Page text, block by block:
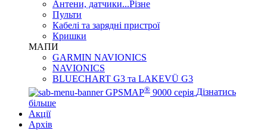
Антени, датчики...Різне
Пульти
Кабелі та зарядні пристрої
Кришки
МАПИ
GARMIN NAVIONICS
NAVIONICS
BLUECHART G3 та LAKEVÜ G3
GPSMAP® 9000 серія Дізнатись
більше
Акції
Архів